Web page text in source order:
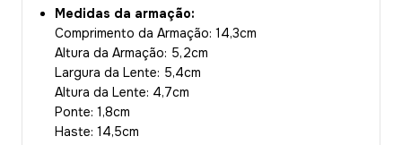
Medidas da armação:
Comprimento da Armação: 14,3cm
Altura da Armação: 5,2cm
Largura da Lente: 5,4cm
Altura da Lente: 4,7cm
Ponte: 1,8cm
Haste: 14,5cm